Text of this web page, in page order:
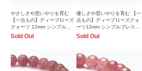
やさしさや思いやりを育む
【一点もの】ディープローズ
クォーツ 12mm シンプルブ
レスレット
Sold Out
優しさや思いやりを育む 【一
点もの】ディープローズクォ
ーツ12mm シンプルブレスレ
ット
Sold Out